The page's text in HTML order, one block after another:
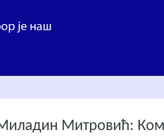
Митровић: